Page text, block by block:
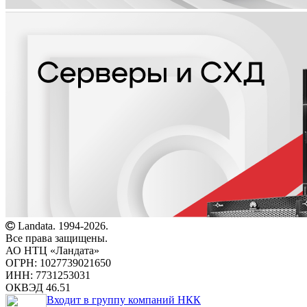
Landata. 1994-2026.
Все права защищены.
АО НТЦ «Ландата»
ОГРН: 1027739021650
ИНН: 7731253031
ОКВЭД 46.51
Входит в группу компаний НКК